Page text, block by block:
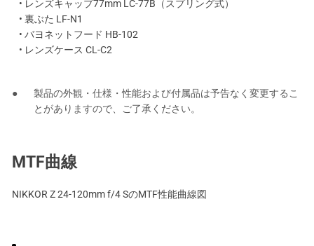
• レンズキャップ77mm LC-77B（スプリング式）
• 裏ぶた LF-N1
• バヨネットフード HB-102
• レンズケース CL-C2
製品の外観・仕様・性能および付属品は予告なく変更するこ
とがありますので、ご了承ください。
MTF曲線
NIKKOR Z 24-120mm f/4 SのMTF性能曲線図